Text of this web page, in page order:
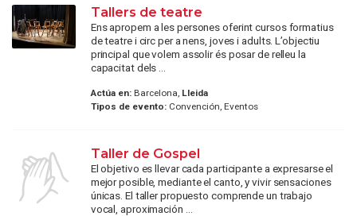
Tallers de teatre
Ens apropem a les persones oferint cursos formatius
de teatre i circ per a nens, joves i adults. L’objectiu
principal que volem assolir és posar de relleu la
capacitat dels ...
Actúa en:Barcelona, Lleida
Tipos de evento:Convención, Eventos
Taller de Gospel
El objetivo es llevar cada participante a expresarse el
mejor posible, mediante el canto, y vivir sensaciones
únicas. El taller propuesto comprende un trabajo
vocal, aproximación ...